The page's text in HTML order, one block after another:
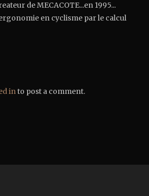
de MECACOTE...en 1995...
en cyclisme par le calcul
into post a comment.